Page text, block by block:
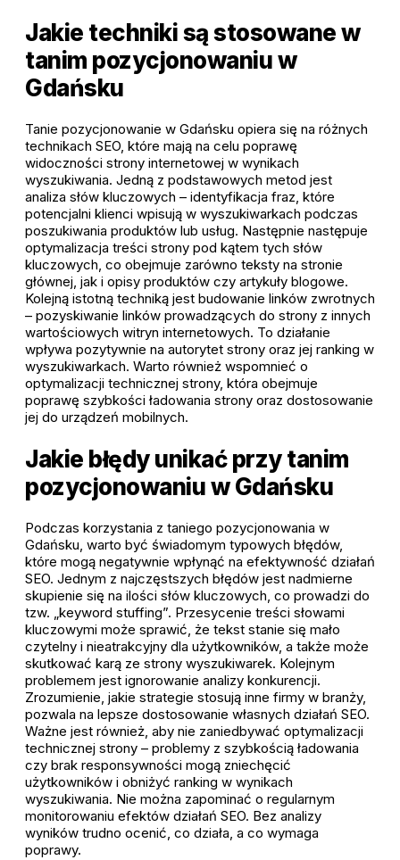
Jakie techniki są stosowane w
tanim pozycjonowaniu w
Gdańsku
Tanie pozycjonowanie w Gdańsku opiera się na różnych
technikach SEO, które mają na celu poprawę
widoczności strony internetowej w wynikach
wyszukiwania. Jedną z podstawowych metod jest
analiza słów kluczowych – identyfikacja fraz, które
potencjalni klienci wpisują w wyszukiwarkach podczas
poszukiwania produktów lub usług. Następnie następuje
optymalizacja treści strony pod kątem tych słów
kluczowych, co obejmuje zarówno teksty na stronie
głównej, jak i opisy produktów czy artykuły blogowe.
Kolejną istotną techniką jest budowanie linków zwrotnych
– pozyskiwanie linków prowadzących do strony z innych
wartościowych witryn internetowych. To działanie
wpływa pozytywnie na autorytet strony oraz jej ranking w
wyszukiwarkach. Warto również wspomnieć o
optymalizacji technicznej strony, która obejmuje
poprawę szybkości ładowania strony oraz dostosowanie
jej do urządzeń mobilnych.
Jakie błędy unikać przy tanim
pozycjonowaniu w Gdańsku
Podczas korzystania z taniego pozycjonowania w
Gdańsku, warto być świadomym typowych błędów,
które mogą negatywnie wpłynąć na efektywność działań
SEO. Jednym z najczęstszych błędów jest nadmierne
skupienie się na ilości słów kluczowych, co prowadzi do
tzw. „keyword stuffing”. Przesycenie treści słowami
kluczowymi może sprawić, że tekst stanie się mało
czytelny i nieatrakcyjny dla użytkowników, a także może
skutkować karą ze strony wyszukiwarek. Kolejnym
problemem jest ignorowanie analizy konkurencji.
Zrozumienie, jakie strategie stosują inne firmy w branży,
pozwala na lepsze dostosowanie własnych działań SEO.
Ważne jest również, aby nie zaniedbywać optymalizacji
technicznej strony – problemy z szybkością ładowania
czy brak responsywności mogą zniechęcić
użytkowników i obniżyć ranking w wynikach
wyszukiwania. Nie można zapominać o regularnym
monitorowaniu efektów działań SEO. Bez analizy
wyników trudno ocenić, co działa, a co wymaga
poprawy.